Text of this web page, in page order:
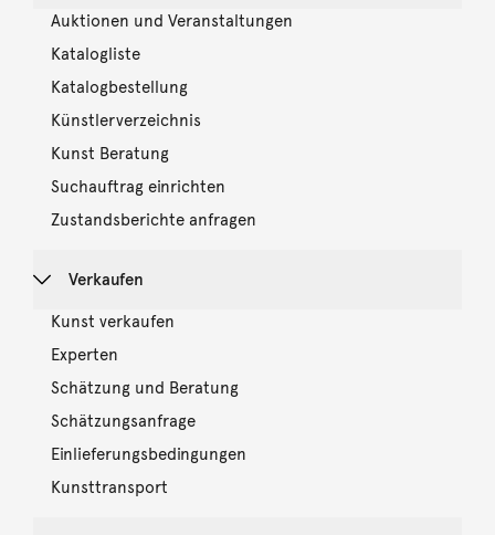
Auktionen und Veranstaltungen
Katalogliste
Katalogbestellung
Künstlerverzeichnis
Kunst Beratung
Suchauftrag einrichten
Zustandsberichte anfragen
Verkaufen
Kunst verkaufen
Experten
Schätzung und Beratung
Schätzungsanfrage
Einlieferungsbedingungen
Kunsttransport